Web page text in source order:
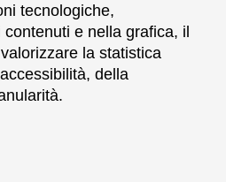
tecnologiche,
contenuti e nella grafica, il
la statistica
della